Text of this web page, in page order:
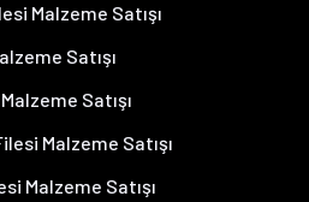
Malzeme Satışı
Satışı
Satışı
Malzeme Satışı
Malzeme Satışı